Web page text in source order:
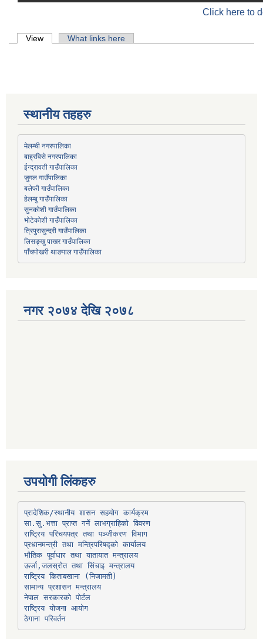
Click here to
Primary tabs
View (active tab)What links here
स्थानीय तहहरु
मेलम्ची नगरपालिका
बाह्रविसे नगरपालिका
ईन्द्रावती गाउँपालिका
जुगल गाउँपालिका
बलेफी गाउँपालिका
हेलम्बु गाउँपालिका
सुनकोशी गाउँपालिका
भोटेकोशी गाउँपालिका
त्रिपुरासुन्दरी गाउँपालिका
लिसङ्खु पाखर गाउँपालिका
पाँचपोखरी थाङपाल गाउँपालिका
नगर २०७४ देखि २०७८
उपयोगी लिंकहरु
प्रादेशिक/स्थानीय शासन सहयोग कार्यक्रम
सा.सु.भत्ता प्राप्त गर्ने लाभग्राहिको विवरण
राष्ट्रिय परिचयपत्र तथा पञ्‍जीकरण विभाग
प्रधानमन्त्री तथा मन्त्रिपरिषद्को कार्यालय
भौतिक पूर्वाधार तथा यातायात मन्त्रालय
ऊर्जा,जलस्रोत तथा सिंचाइ मन्त्रालय
सामान्य प्रशासन मन्त्रालय
नेपाल सरकारको पोर्टल
राष्ट्रिय योजना आयोग
ठेगाना परिवर्तन